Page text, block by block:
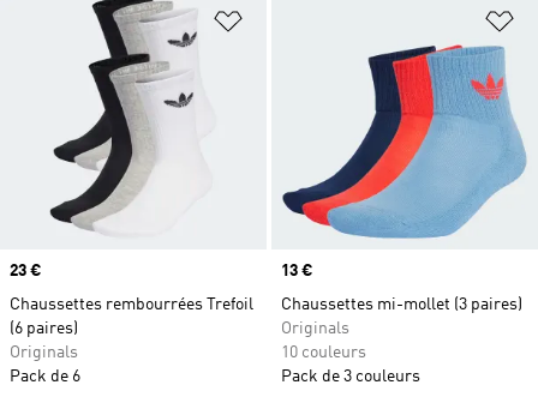
Ajouter à la Liste de produits
Prix
23 €
Chaussettes rembourrées Trefoil
(6 paires)
Originals
Pack de 6
Prix
13 €
Chaussettes mi-mollet (3 paires)
Originals
10 couleurs
Pack de 3 couleurs